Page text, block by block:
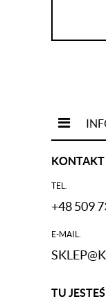
KONTAKT
TEL.
+48 509
E-MAIL.
TU